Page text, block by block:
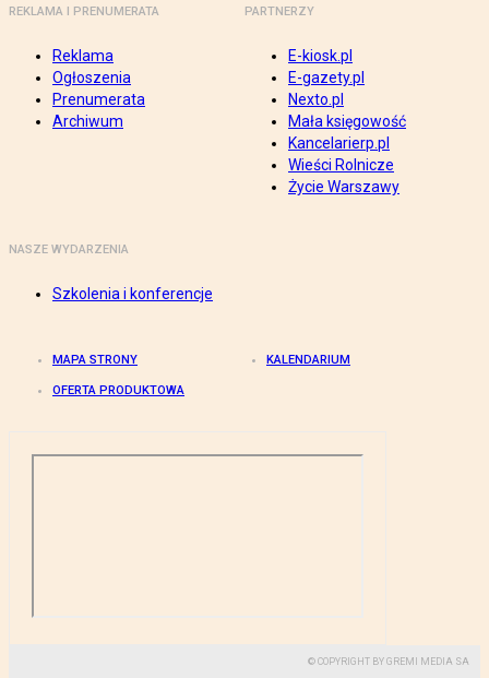
REKLAMA I PRENUMERATA
Reklama
Ogłoszenia
Prenumerata
Archiwum
PARTNERZY
E-kiosk.pl
E-gazety.pl
Nexto.pl
Mała księgowość
Kancelarierp.pl
Wieści Rolnicze
Życie Warszawy
NASZE WYDARZENIA
Szkolenia i konferencje
MAPA STRONY KALENDARIUM
OFERTA PRODUKTOWA
© COPYRIGHT BY GREMI MEDIA SA